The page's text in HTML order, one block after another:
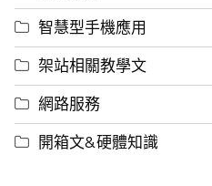
智慧型手機應用
架站相關教學文
網路服務
開箱文&硬體知識